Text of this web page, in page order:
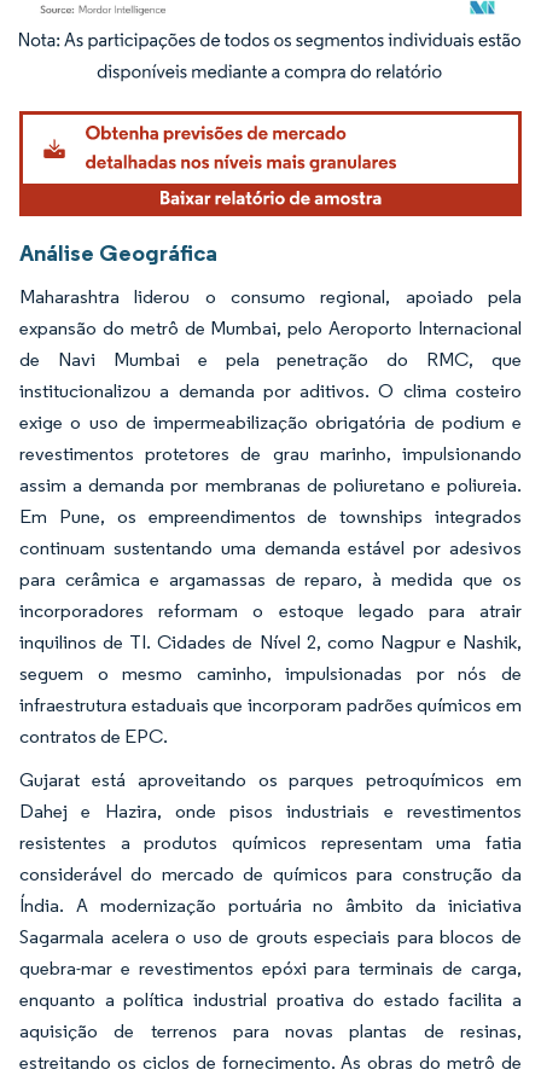
Imagem © Mordor Intelligence. O reuso requer atribuição conforme CC BY 4.0.
Análise Geográfica
Maharashtra liderou o consumo regional, apoiado pela
expansão do metrô de Mumbai, pelo Aeroporto Internacional
de Navi Mumbai e pela penetração do RMC, que
institucionalizou a demanda por aditivos. O clima costeiro
exige o uso de impermeabilização obrigatória de podium e
revestimentos protetores de grau marinho, impulsionando
assim a demanda por membranas de poliuretano e poliureia.
Em Pune, os empreendimentos de townships integrados
continuam sustentando uma demanda estável por adesivos
para cerâmica e argamassas de reparo, à medida que os
incorporadores reformam o estoque legado para atrair
inquilinos de TI. Cidades de Nível 2, como Nagpur e Nashik,
seguem o mesmo caminho, impulsionadas por nós de
infraestrutura estaduais que incorporam padrões químicos em
contratos de EPC.
Gujarat está aproveitando os parques petroquímicos em
Dahej e Hazira, onde pisos industriais e revestimentos
resistentes a produtos químicos representam uma fatia
considerável do mercado de químicos para construção da
Índia. A modernização portuária no âmbito da iniciativa
Sagarmala acelera o uso de grouts especiais para blocos de
quebra-mar e revestimentos epóxi para terminais de carga,
enquanto a política industrial proativa do estado facilita a
aquisição de terrenos para novas plantas de resinas,
estreitando os ciclos de fornecimento. As obras do metrô de